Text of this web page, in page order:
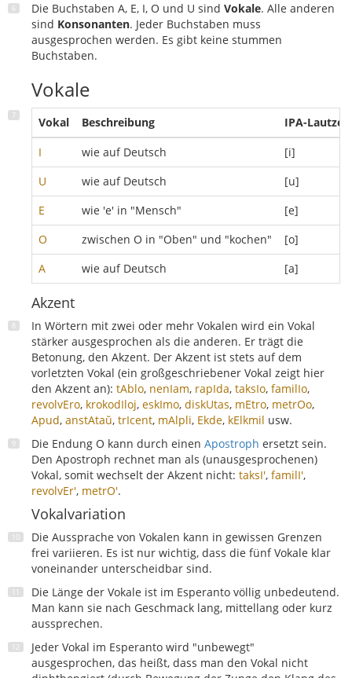
Die Buchstaben A, E, I, O und U sind Vokale. Alle anderen
sind Konsonanten. Jeder Buchstaben muss
ausgesprochen werden. Es gibt keine stummen
Buchstaben.
Vokale
Vokal Beschreibung
IPA-
I
wie auf Deutsch
[i]
U
wie auf Deutsch
[u]
E
wie 'e' in "Mensch"
[e]
O
zwischen O in "Oben" und "kochen"
[o]
A
wie auf Deutsch [a]
Akzent
In Wörtern mit zwei oder mehr Vokalen wird ein Vokal
stärker ausgesprochen als die anderen. Er trägt die
Betonung, den Akzent. Der Akzent ist stets auf dem
vorletzten Vokal (ein großgeschriebener Vokal zeigt hier
den Akzent an): tAblo, nenIam, rapIda, taksIo, familIo,
revolvEro, krokodIloj, eskImo, diskUtas, mEtro, metrOo,
Apud, anstAtaŭ, trIcent, mAlpli, Ekde, kElkmil usw.
Die Endung O kann durch einen Apostroph ersetzt sein.
Den Apostroph rechnet man als (unausgesprochenen)
Vokal, somit wechselt der Akzent nicht: taksI', familI',
revolvEr', metrO'.
Vokalvariation
Die Aussprache von Vokalen kann in gewissen Grenzen
frei variieren. Es ist nur wichtig, dass die fünf Vokale klar
voneinander unterscheidbar sind.
Die Länge der Vokale ist im Esperanto völlig unbedeutend.
Man kann sie nach Geschmack lang, mittellang oder kurz
aussprechen.
Jeder Vokal im Esperanto wird "unbewegt"
ausgesprochen, das heißt, dass man den Vokal nicht